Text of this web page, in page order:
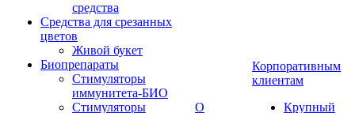
средства
Средства для срезанных
цветов
Живой букет
Биопрепараты
Стимуляторы
иммунитета-БИО
Стимуляторы
О
Корпоративным
клиентам
Крупный